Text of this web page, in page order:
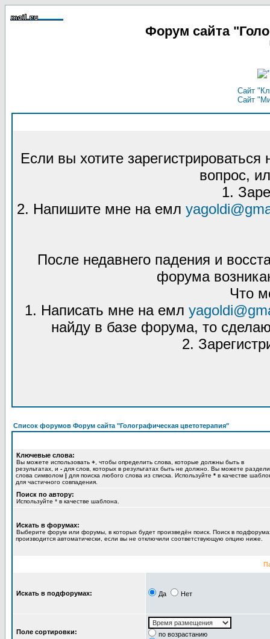
Форум сайта
Сайт
Сайт
Если вы хотите
вопрос,
1.
2. Напишите мне на емл
После недавнего падения и
форума
Что
1. Написать мне на емл
найду в базе форума, то
2.
Список форумов Форум сайта "Голографическая цветотерапия"
Ключевые слова:
Вы можете использовать + , чтобы определить слова, которые должны быть в
результатах, и - для слов, которых в результатах быть не должно. Вы можете
слова символом | для поиска любого слова из списка. Используйте * в качестве
для частичного совпадения.
Поиск по автору:
Используйте * в качестве шаблона.
Искать в форумах:
Выберите форум или форумы, в которых будет произведён поиск. Поиск в
производится автоматически, если вы не отключили соответствующую опцию ниже.
Искать в подфорумах: Да Нет
Поле сортировки:
по возрастанию